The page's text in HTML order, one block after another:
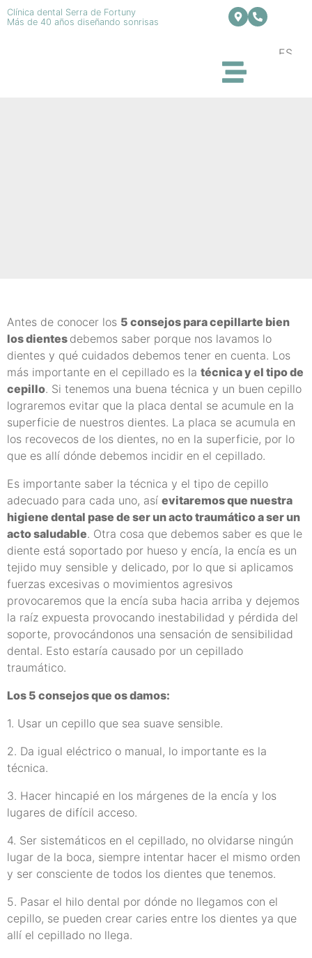
Clínica dental Serra de Fortuny
Más de 40 años diseñando sonrisas
ES
Antes de conocer los 5 consejos para cepillarte bien
los dientes debemos saber porque nos lavamos lo
dientes y qué cuidados debemos tener en cuenta. Los
más importante en el cepillado es la técnica y el tipo de
cepillo. Si tenemos una buena técnica y un buen cepillo
lograremos evitar que la placa dental se acumule en la
superficie de nuestros dientes. La placa se acumula en
los recovecos de los dientes, no en la superficie, por lo
que es allí dónde debemos incidir en el cepillado.
Es importante saber la técnica y el tipo de cepillo
adecuado para cada uno, así evitaremos que nuestra
higiene dental pase de ser un acto traumático a ser un
acto saludable. Otra cosa que debemos saber es que le
diente está soportado por hueso y encía, la encía es un
tejido muy sensible y delicado, por lo que si aplicamos
fuerzas excesivas o movimientos agresivos
provocaremos que la encía suba hacia arriba y dejemos
la raíz expuesta provocando inestabilidad y pérdida del
soporte, provocándonos una sensación de sensibilidad
dental. Esto estaría causado por un cepillado
traumático.
Los 5 consejos que os damos:
1. Usar un cepillo que sea suave sensible.
2. Da igual eléctrico o manual, lo importante es la
técnica.
3. Hacer hincapié en los márgenes de la encía y los
lugares de difícil acceso.
4. Ser sistemáticos en el cepillado, no olvidarse ningún
lugar de la boca, siempre intentar hacer el mismo orden
y ser consciente de todos los dientes que tenemos.
5. Pasar el hilo dental por dónde no llegamos con el
cepillo, se pueden crear caries entre los dientes ya que
allí el cepillado no llega.